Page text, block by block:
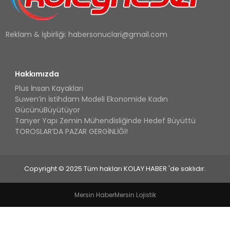
Reklam & İşbirliği: habersonuclari@gmail.com
Hakkımızda
Plus İnsan Kayakları
Suwen’in İstihdam Modeli Ekonomide Kadın
GücünüBüyütüyor
Tanyer Yapı Zemin Mühendisliğinde Hedef Büyüttü
TOROSLAR’DA PAZAR GERGİNLİĞİ!
Copyright © 2025 Tüm hakları KOLAY HABER 'de saklıdır.
Mersin HaberMersin Lojistik